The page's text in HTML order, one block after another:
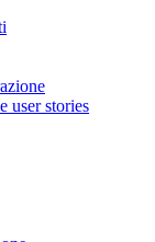
user stories